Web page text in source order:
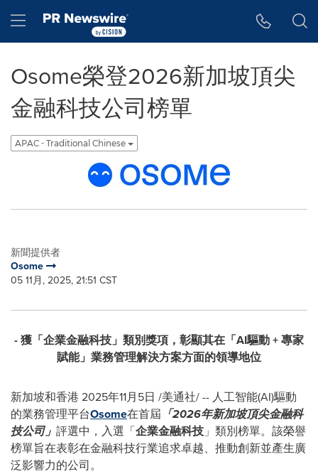
Hamburger menu
Osome榮登2026新加坡頂尖
金融科技公司榜單
APAC - Traditional Chinese
新聞提供者
Osome
05 11月, 2025, 21:51 CST
- 獲「企業金融科技」類別獎項，彰顯其在「AI驅動+專家
賦能」業務管理解決方案方面的領導地位
新加坡和香港 2025年11月5日 /美通社/ -- 人工智能(AI)驅動
的業務管理平台Osome在首屆 「2026年新加坡頂尖金融科
技公司」 評選中，入選「企業金融科技」類別榜單。該榮譽
榜單旨在表彰在金融科技行業追求卓越、推動創新並產生廣
泛影響力的公司。